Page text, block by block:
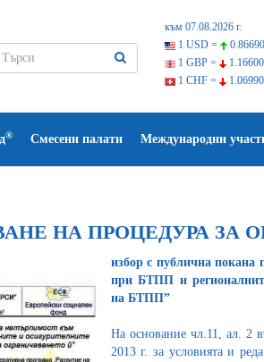
към 07.08.2026 г.
1 USD =
1 GBP =
1 CHF =
® Смесени палати Международни
НА ПРОЦЕДУРА ЗА
избор с публична покана
при БТПП и
на БТПП”
На основание чл.11, ал. 2
2013 г. за условията и